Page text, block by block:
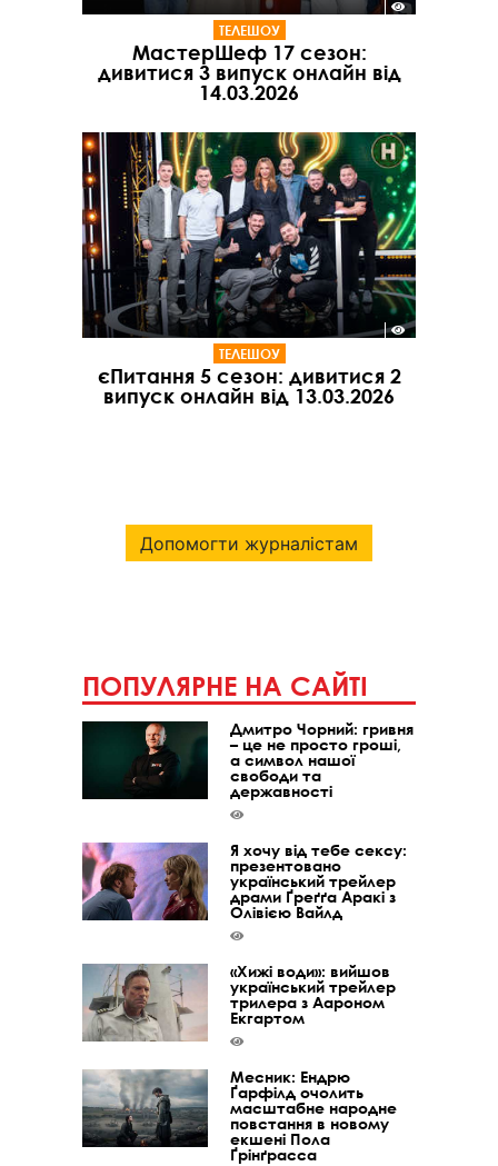
ТЕЛЕШОУ
МастерШеф 17 сезон:
дивитися 3 випуск онлайн від
14.03.2026
ТЕЛЕШОУ
єПитання 5 сезон: дивитися 2
випуск онлайн від 13.03.2026
Допомогти журналістам
ПОПУЛЯРНЕ НА САЙТІ
Дмитро Чорний: гривня
– це не просто гроші,
а символ нашої
свободи та
державності
Я хочу від тебе сексу:
презентовано
український трейлер
драми Ґреґґа Аракі з
Олівією Вайлд
«Хижі води»: вийшов
український трейлер
трилера з Аароном
Екгартом
Месник: Ендрю
Ґарфілд очолить
масштабне народне
повстання в новому
екшені Пола
Ґрінґрасса